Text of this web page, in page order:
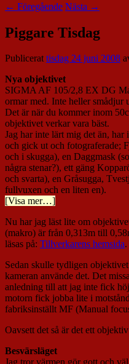
← Föregående Nästa →
Piggare Tisdag
Publicerattisdag 24 juni 2008
Nya objektivet
SIGMA AF 105/2,8 EX DG
ormar med. Inte heller smådjur
Det är när du kommer inom
objektivet verkar vara bäst.
Jag har inte lärt mig det än, har
och gick ut och fotograferade;
och i skugga), en Daggmask
några stenar?), ett gäng
och svarta), en Gråsugga,
fullvuxen och en liten en).
[Visa mer…]
Nu har jag läst lite om
(makro) är från 0,313m till
läsas på: Tillverkarens hemsida.
Sedan skulle tydligen
kameran använde det. Det
anledning till att jag inte fick
motorn fick jobba lite i
fabriksinställt MF (Manual
Oavsett det så är det ett
Besvärsläget